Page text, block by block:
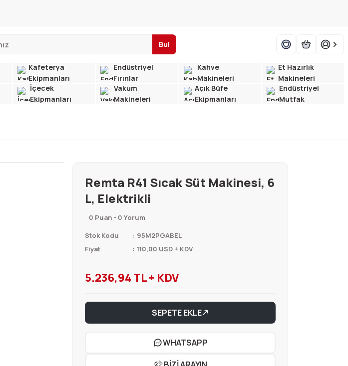
Bul
Kafeterya
Ekipmanları
Endüstriyel
Fırınlar
Kahve
Makineleri
Et Hazırlık
Makineleri
İçecek
Ekipmanları
Vakum
Makineleri
Açık Büfe
Ekipmanları
Endüstriyel
Mutfak
Remta R41 Sıcak Süt Makinesi, 6
L, Elektrikli
0 Puan - 0 Yorum
Stok Kodu
95M2PGABEL
Fiyat
110,00 USD + KDV
5.236,94 TL + KDV
SEPETE EKLE
WHATSAPP